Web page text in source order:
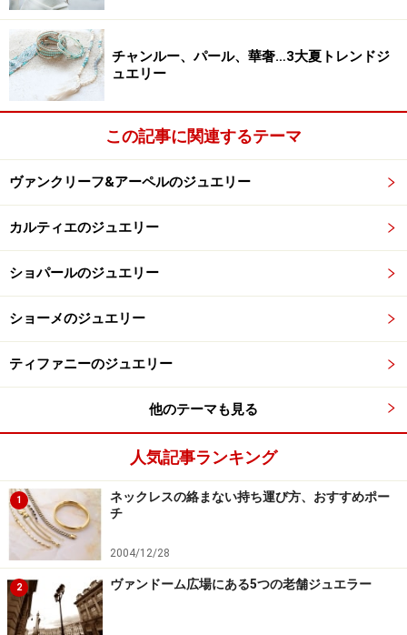
チャンルー、パール、華奢…3大夏トレンドジ
ュエリー
この記事に関連するテーマ
ヴァンクリーフ&アーペルのジュエリー
カルティエのジュエリー
ショパールのジュエリー
ショーメのジュエリー
ティファニーのジュエリー
他のテーマも見る
人気記事ランキング
1
ネックレスの絡まない持ち運び方、おすすめポー
チ
2004/12/28
2 ヴァンドーム広場にある5つの老舗ジュエラー